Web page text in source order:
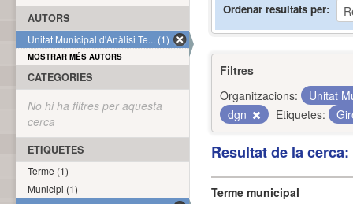
Ordenar resultats per
Filtres
Organitzacions:
Unitat
dgn
Etiquetes:
Resultat de la
Terme municipal
AUTORS
Unitat Municipal d'Anàlisi Te... (1)
MOSTRAR MÉS AUTORS
CATEGORIES
No hi ha filtres per aquesta
cerca
ETIQUETES
Terme (1)
Municipi (1)